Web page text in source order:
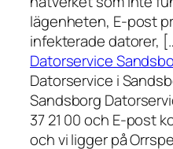
lägenheten, E-post
infekterade datorer,
Datorservice
Datorservice i
Sandsborg
37 21 00 och E-post
och vi ligger på